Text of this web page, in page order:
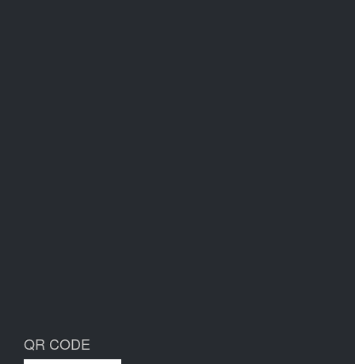
QR CODE